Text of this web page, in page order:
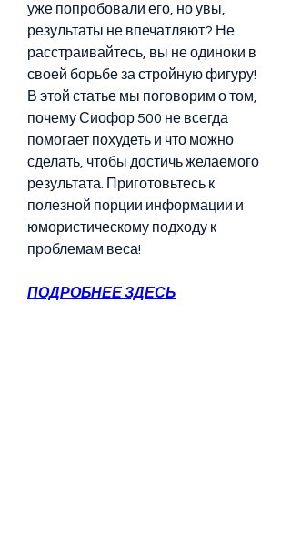
уже попробовали его, но увы,
результаты не впечатляют? Не
расстраивайтесь, вы не одиноки в
своей борьбе за стройную фигуру!
В этой статье мы поговорим о том,
почему Сиофор 500 не всегда
помогает похудеть и что можно
сделать, чтобы достичь желаемого
результата. Приготовьтесь к
полезной порции информации и
юмористическому подходу к
проблемам веса!
ПОДРОБНЕЕ ЗДЕСЬ